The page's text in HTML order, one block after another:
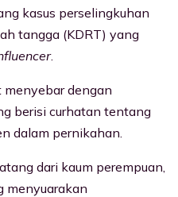
kasus perselingkuhan
tangga (KDRT) yang
.
dengan
berisi curhatan tentang
dalam pernikahan.
dari kaum perempuan,
menyuarakan